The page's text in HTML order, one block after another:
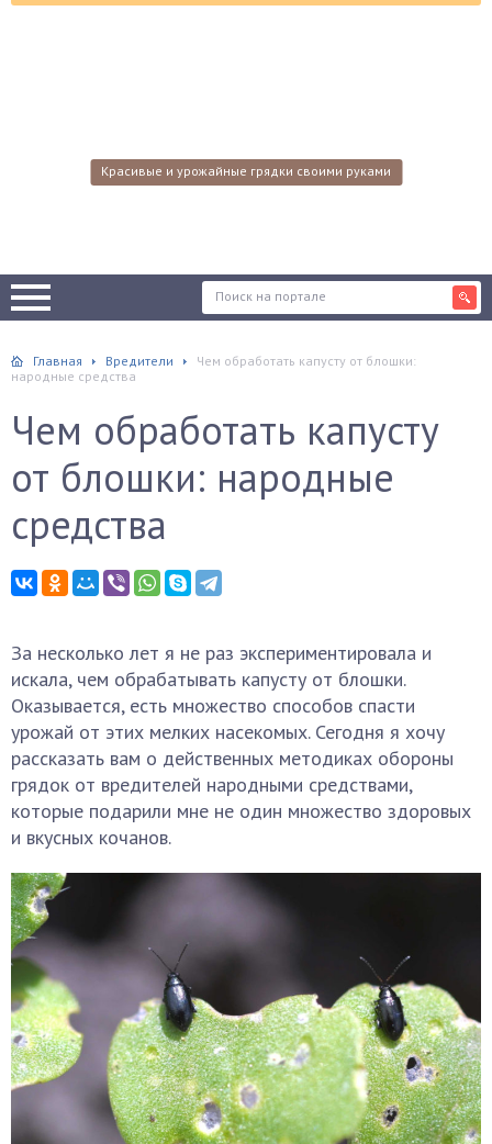
Красивые и урожайные грядки своими руками
Главная Вредители
Чем обработать капусту от блошки:
народные средства
Чем обработать капусту
от блошки: народные
средства
За несколько лет я не раз экспериментировала и
искала, чем обрабатывать капусту от блошки.
Оказывается, есть множество способов спасти
урожай от этих мелких насекомых. Сегодня я хочу
рассказать вам о действенных методиках обороны
грядок от вредителей народными средствами,
которые подарили мне не один множество здоровых
и вкусных кочанов.